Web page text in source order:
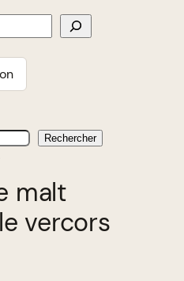
Rechercher
malt
vercors